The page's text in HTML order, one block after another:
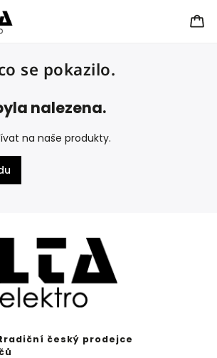
se pokazilo.
nalezena.
na naše produkty.
český prodejce